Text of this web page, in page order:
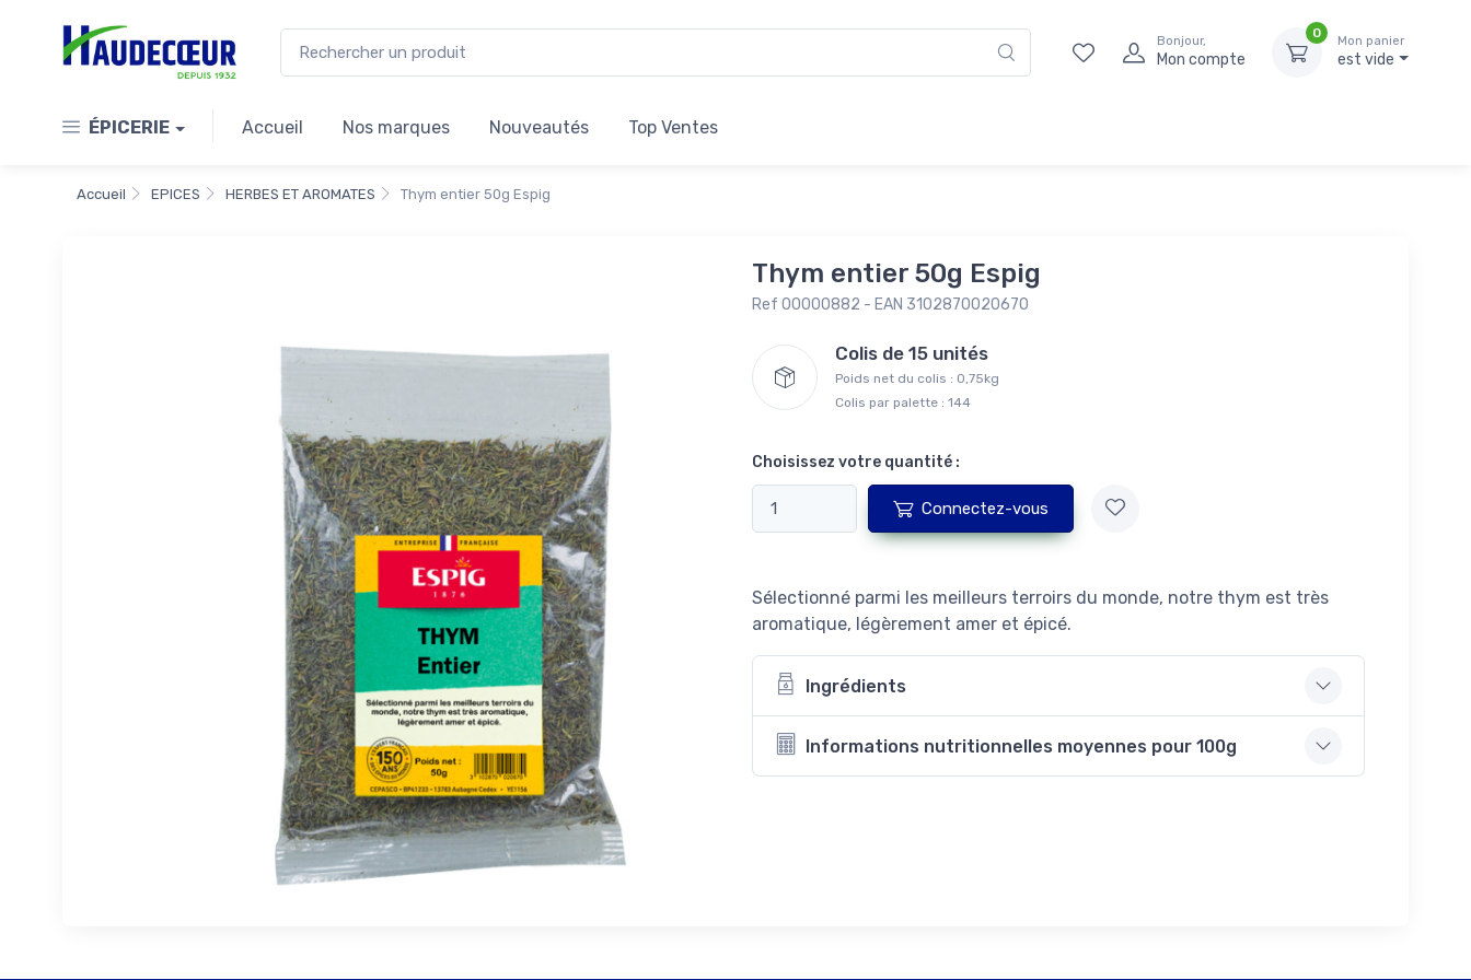
Bonjour,
Mon compte
0
Mon panier
est vide
ÉPICERIE Accueil Nos marques Nouveautés Top Ventes
Accueil EPICES HERBES ET AROMATES Thym entier 50g Espig
Thym entier 50g Espig
Ref 00000882 - EAN 3102870020670
Colis de 15 unités
Poids net du colis : 0,75kg
Colis par palette : 144
Choisissez votre quantité :
Connectez-vous
Sélectionné parmi les meilleurs terroirs du monde, notre thym est très
aromatique, légèrement amer et épicé.
Ingrédients
Informations nutritionnelles moyennes pour 100g